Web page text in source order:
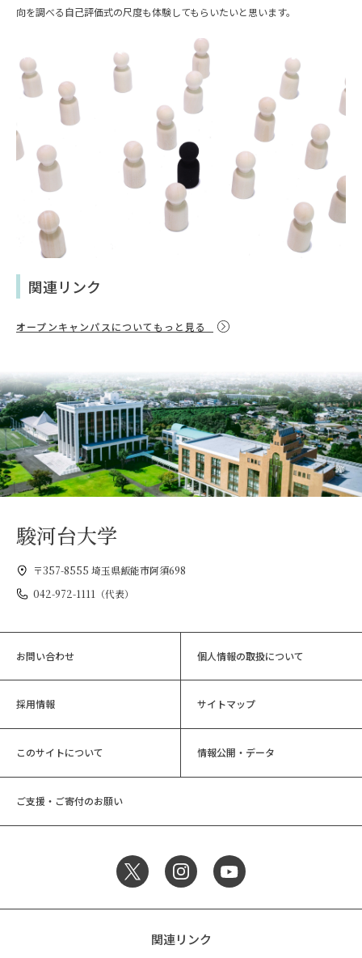
向を調べる自己評価式の尺度も体験してもらいたいと思います。
関連リンク
オープンキャンパスについてもっと見る
駿河台大学
〒357-8555 埼玉県飯能市阿須698
042-972-1111（代表）
お問い合わせ 個人情報の取扱について
採用情報 サイトマップ
このサイトについて 情報公開・データ
ご支援・ご寄付のお願い
関連リンク